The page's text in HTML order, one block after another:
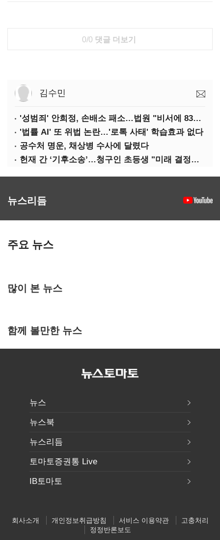
0/0 댓글 더보기
김수민
'성범죄' 안희정, 손배소 패소…법원 "비서에 8347만원 배상"
'법률 AI' 또 위법 논란…'로톡 사태' 학습효과 없다
공수처 명운, 채상병 수사에 달렸다
헌재 간 ‘기후소송’…청구인 초등생 "미래 결정할 중요한 소송"
뉴스리듬
주요 뉴스
많이 본 뉴스
함께 볼만한 뉴스
뉴스
뉴스북
뉴스리듬
토마토증권통 Live
IB토마토
회사소개 개인정보취급방침 서비스 이용약관
고충처리
정정반론보도